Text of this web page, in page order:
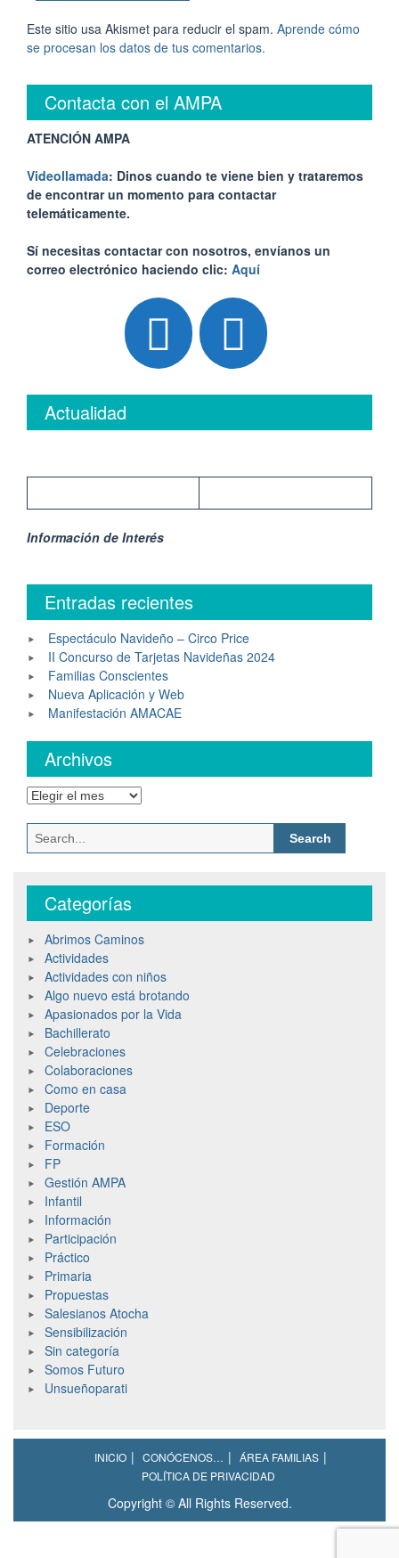
Este sitio usa Akismet para reducir el spam. Aprende cómo
se procesan los datos de tus comentarios.
Contacta con el AMPA
ATENCIÓN AMPA
Videollamada: Dinos cuando te viene bien y trataremos
de encontrar un momento para contactar
telemáticamente.
Sí necesitas contactar con nosotros, envíanos un
correo electrónico haciendo clic: Aquí
Actualidad
Información de Interés
Entradas recientes
Espectáculo Navideño – Circo Price
II Concurso de Tarjetas Navideñas 2024
Familias Conscientes
Nueva Aplicación y Web
Manifestación AMACAE
Archivos
Archivos
Search
for:
Categorías
Abrimos Caminos
Actividades
Actividades con niños
Algo nuevo está brotando
Apasionados por la Vida
Bachillerato
Celebraciones
Colaboraciones
Como en casa
Deporte
ESO
Formación
FP
Gestión AMPA
Infantil
Información
Participación
Práctico
Primaria
Propuestas
Salesianos Atocha
Sensibilización
Sin categoría
Somos Futuro
Unsueñoparati
INICIO CONÓCENOS…
ÁREA FAMILIAS
POLÍTICA DE PRIVACIDAD
Copyright © All Rights Reserved.